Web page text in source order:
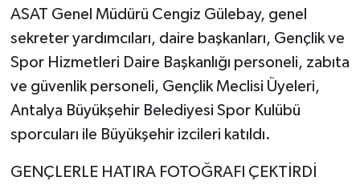
ASAT Genel Müdürü Cengiz Gülebay, genel
sekreter yardımcıları, daire başkanları, Gençlik ve
Spor Hizmetleri Daire Başkanlığı personeli, zabıta
ve güvenlik personeli, Gençlik Meclisi Üyeleri,
Antalya Büyükşehir Belediyesi Spor Kulübü
sporcuları ile Büyükşehir izcileri katıldı.
GENÇLERLE HATIRA FOTOĞRAFI ÇEKTİRDİ